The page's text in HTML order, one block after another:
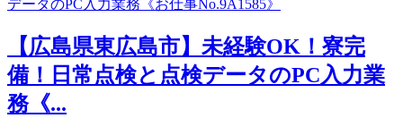
【広島県東広島市】未経験OK！寮完
備！日常点検と点検データのPC入力業
務《...